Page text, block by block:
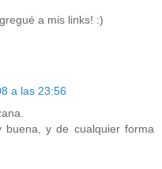
a mis links! :)
a las 23:56
y de cualquier forma